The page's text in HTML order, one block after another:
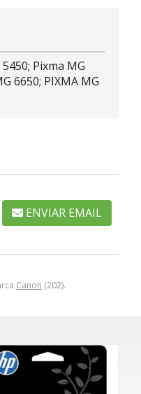
Canon (202).
Pixma MG
6650; PIXMA MG
ENVIAR EMAIL